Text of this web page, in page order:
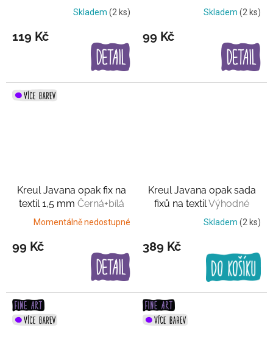
Černá+bílá
Skladem (2 ks)
119 Kč
Skladem (2 ks)
99 Kč
Kreul Javana opak fix na
textil 1,5 mm Černá+bílá
Momentálně nedostupné
99 Kč
Kreul Javana opak sada
fixů na textil Výhodné
baleníSkladem (2 ks)
389 Kč